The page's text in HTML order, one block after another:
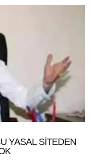
YASAL SİTEDEN